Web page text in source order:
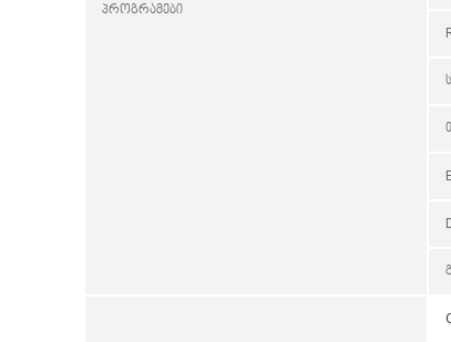
პროგრამები